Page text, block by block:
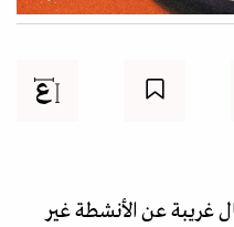
غريبة عن الأنشطة غير